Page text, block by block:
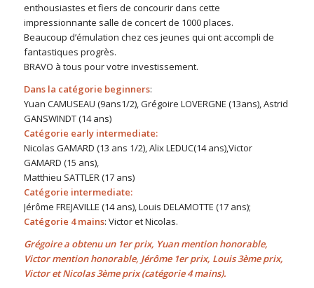
enthousiastes et fiers de concourir dans cette
impressionnante salle de concert de 1000 places.
Beaucoup d’émulation chez ces jeunes qui ont accompli de
fantastiques progrès.
BRAVO à tous pour votre investissement.
Dans la catégorie beginners:
Yuan CAMUSEAU (9ans1/2), Grégoire LOVERGNE (13ans), Astrid
GANSWINDT (14 ans)
Catégorie early intermediate:
Nicolas GAMARD (13 ans 1/2), Alix LEDUC(14 ans),Victor
GAMARD (15 ans),
Matthieu SATTLER (17 ans)
Catégorie intermediate:
Jérôme FREJAVILLE (14 ans), Louis DELAMOTTE (17 ans);
Catégorie 4 mains: Victor et Nicolas.
Grégoire a obtenu un 1er prix, Yuan mention honorable,
Victor mention honorable, Jérôme 1er prix, Louis 3ème prix,
Victor et Nicolas 3ème prix (catégorie 4 mains).